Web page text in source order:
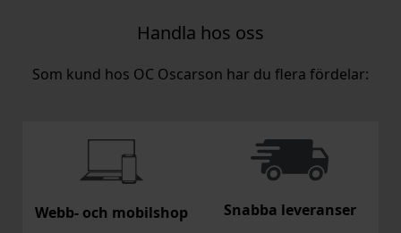
Handla hos oss
Som kund hos OC Oscarson har du flera fördelar:
Webb- och mobilshop
Snabba leveranser